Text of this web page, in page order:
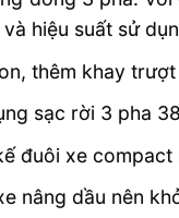
hiệu suất sử
thêm khay
sạc rời 3 pha
đuôi xe
nâng dầu nên